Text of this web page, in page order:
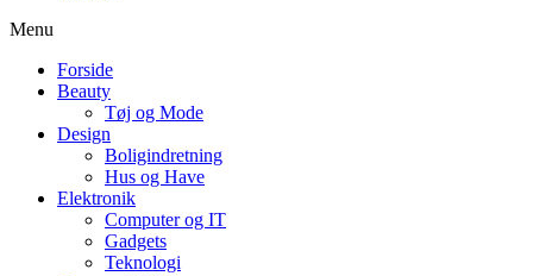
Menu
Forside
Beauty
Tøj og Mode
Design
Boligindretning
Hus og Have
Elektronik
Computer og IT
Gadgets
Teknologi